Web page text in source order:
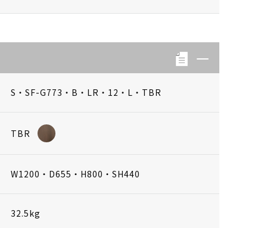
S・SF-G773・B・LR・12・L・TBR
TBR
W1200・D655・H800・SH440
32.5kg